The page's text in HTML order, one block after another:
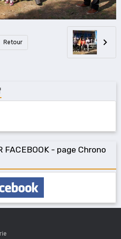
Retour
FACEBOOK - page Chrono